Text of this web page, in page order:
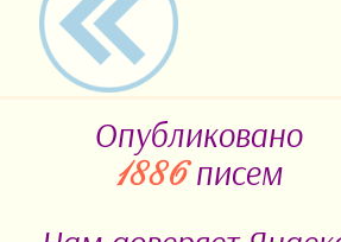
Опубликовано
1886писем